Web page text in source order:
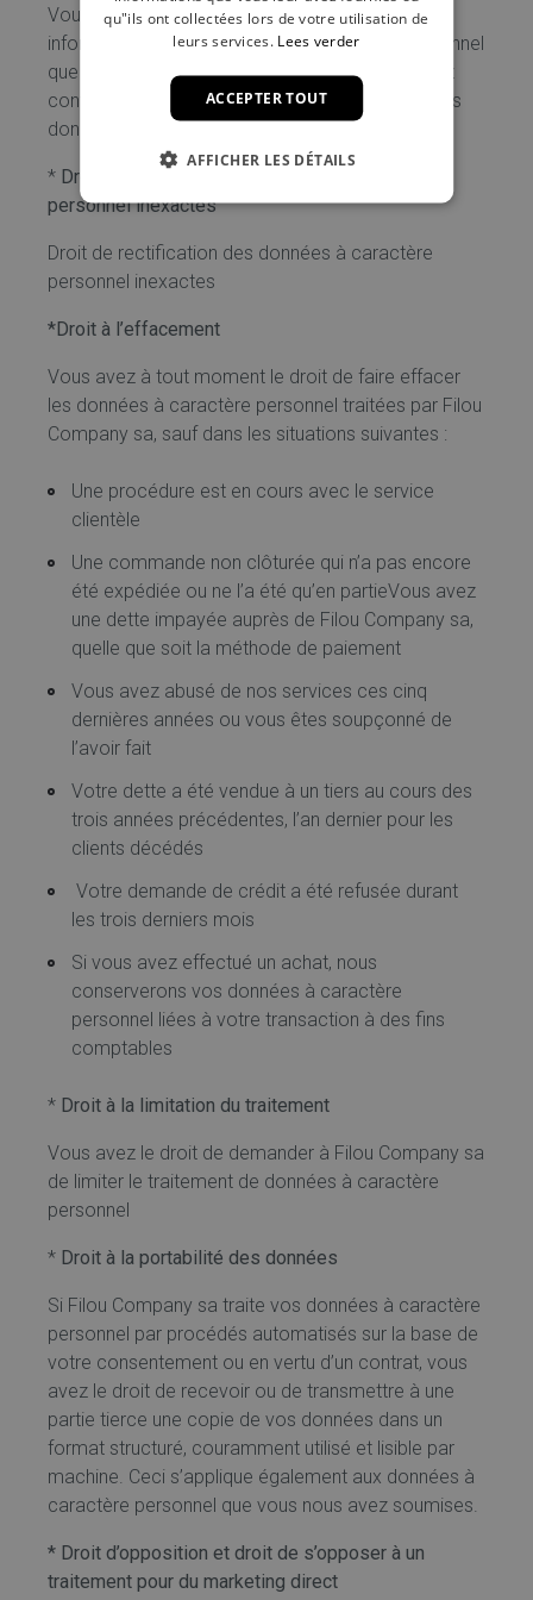
Vous avez le droit d’obtenir à tout moment des
informations sur des données à caractère personnel
que nous conservons à votre sujet. Vous pouvez
contacter Filou Company sa qui vous fournira vos
données à caractère personnel par e-mail.
* Droit de rectification des données à caractère
personnel inexactes
Droit de rectification des données à caractère
personnel inexactes
*Droit à l’effacement
Vous avez à tout moment le droit de faire effacer
les données à caractère personnel traitées par Filou
Company sa, sauf dans les situations suivantes :
Une procédure est en cours avec le service
clientèle
Une commande non clôturée qui n’a pas encore
été expédiée ou ne l’a été qu’en partieVous avez
une dette impayée auprès de Filou Company sa,
quelle que soit la méthode de paiement
Vous avez abusé de nos services ces cinq
dernières années ou vous êtes soupçonné de
l’avoir fait
Votre dette a été vendue à un tiers au cours des
trois années précédentes, l’an dernier pour les
clients décédés
Votre demande de crédit a été refusée durant
les trois derniers mois
Si vous avez effectué un achat, nous
conserverons vos données à caractère
personnel liées à votre transaction à des fins
comptables
* Droit à la limitation du traitement
Vous avez le droit de demander à Filou Company sa
de limiter le traitement de données à caractère
personnel
* Droit à la portabilité des données
Si Filou Company sa traite vos données à caractère
personnel par procédés automatisés sur la base de
votre consentement ou en vertu d’un contrat, vous
avez le droit de recevoir ou de transmettre à une
partie tierce une copie de vos données dans un
format structuré, couramment utilisé et lisible par
machine. Ceci s’applique également aux données à
caractère personnel que vous nous avez soumises.
* Droit d’opposition et droit de s’opposer à un
traitement pour du marketing direct
qu"ils ont collectées lors de votre utilisation de
leurs services. Lees verder
ACCEPTER TOUT
AFFICHER LES DÉTAILS